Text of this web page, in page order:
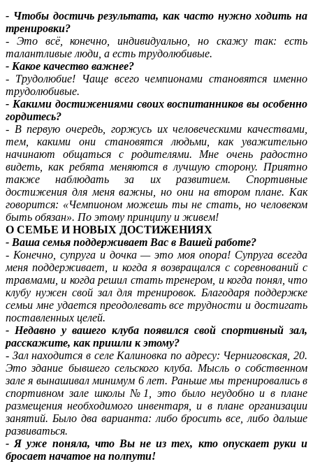
- Чтобы достичь результата, как часто нужно ходить на
тренировки?
- Это всё, конечно, индивидуально, но скажу так: есть
талантливые люди, а есть трудолюбивые.
- Какое качество важнее?
- Трудолюбие! Чаще всего чемпионами становятся именно
трудолюбивые.
- Какими достижениями своих воспитанников вы особенно
гордитесь?
- В первую очередь, горжусь их человеческими качествами,
тем, какими они становятся людьми, как уважительно
начинают общаться с родителями. Мне очень радостно
видеть, как ребята меняются в лучшую сторону. Приятно
также наблюдать за их развитием. Спортивные
достижения для меня важны, но они на втором плане. Как
говорится: «Чемпионом можешь ты не стать, но человеком
быть обязан». По этому принципу и живем!
О СЕМЬЕ И НОВЫХ ДОСТИЖЕНИЯХ
- Ваша семья поддерживает Вас в Вашей работе?
- Конечно, супруга и дочка — это моя опора! Супруга всегда
меня поддерживает, и когда я возвращался с соревнований с
травмами, и когда решил стать тренером, и когда понял, что
клубу нужен свой зал для тренировок. Благодаря поддержке
семьи мне удается преодолевать все трудности и достигать
поставленных целей.
- Недавно у вашего клуба появился свой спортивный зал,
расскажите, как пришли к этому?
- Зал находится в селе Калиновка по адресу: Черниговская, 20.
Это здание бывшего сельского клуба. Мысль о собственном
зале я вынашивал минимум 6 лет. Раньше мы тренировались в
спортивном зале школы №1, это было неудобно и в плане
размещения необходимого инвентаря, и в плане организации
занятий. Было два варианта: либо бросить все, либо дальше
развиваться.
- Я уже поняла, что Вы не из тех, кто опускает руки и
бросает начатое на полпути!